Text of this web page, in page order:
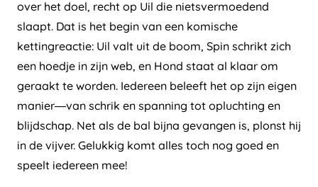
over het doel, recht op Uil die nietsvermoedend
slaapt. Dat is het begin van een komische
kettingreactie: Uil valt uit de boom, Spin schrikt zich
een hoedje in zijn web, en Hond staat al klaar om
geraakt te worden. Iedereen beleeft het op zijn eigen
manier—van schrik en spanning tot opluchting en
blijdschap. Net als de bal bijna gevangen is, plonst hij
in de vijver. Gelukkig komt alles toch nog goed en
speelt iedereen mee!